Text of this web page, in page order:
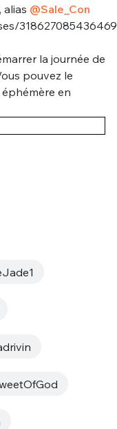
alias @Sale_Con
la journée de
pouvez le
en